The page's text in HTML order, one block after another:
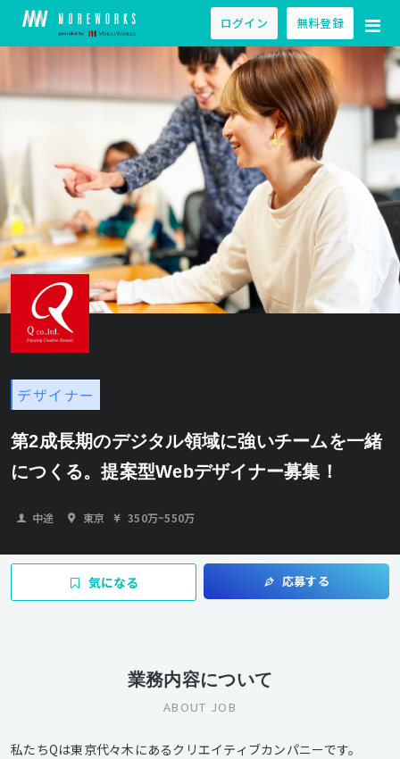
ログイン 無料登録
デザイナー
第2成長期のデジタル領域に強いチームを一緒
につくる。提案型Webデザイナー募集！
中途 東京 350万~550万
気になる 応募する
業務内容について
ABOUT JOB
私たちQは東京代々木にあるクリエイティブカンパニーです。